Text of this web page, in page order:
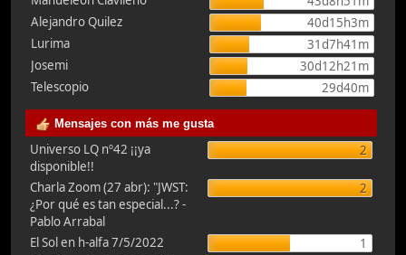
Alejandro Quilez
40d15h3m
Lurima
31d7h41m
Josemi
30d12h21m
Telescopio
29d40m
Mensajes con más me gusta
Universo LQ nº42 ¡¡ya
disponible!!
2
Charla Zoom (27 abr): "JWST:
¿Por qué es tan especial...? -
Pablo Arrabal
2
El Sol en h-alfa 7/5/2022
1